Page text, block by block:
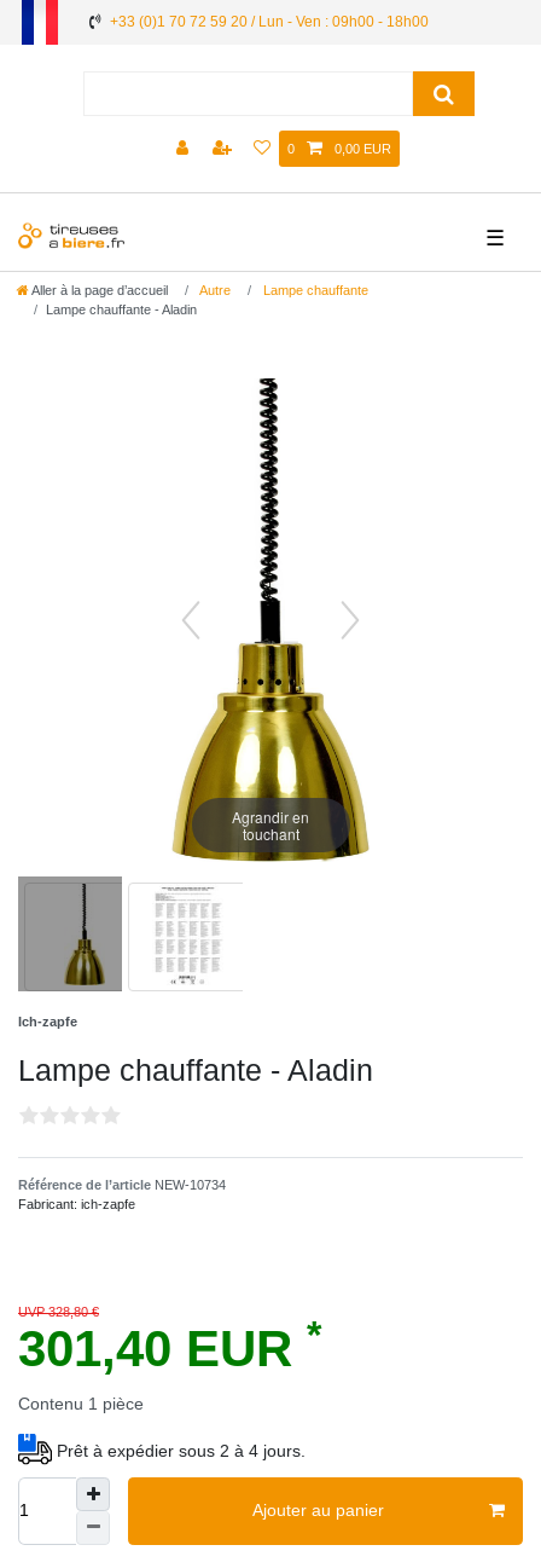
+33 (0)1 70 72 59 20 / Lun - Ven : 09h00 - 18h00
0 0,00 EUR
☰
Aller à la page d’accueil Autre
Lampe chauffante
Lampe chauffante - Aladin
Agrandir en
touchant
Ich-zapfe
Lampe chauffante - Aladin
Référence de l’article NEW-10734
Fabricant: ich-zapfe
UVP 328,80 €
301,40 EUR *
Contenu 1 pièce
Prêt à expédier sous 2 à 4 jours.
Ajouter au panier